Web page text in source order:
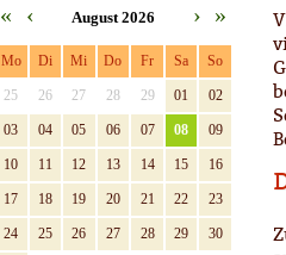
« ‹ August 2026 »
›
Mo Di Mi Do Fr Sa So
25 26 27 28 29 01 02
03 04 05 06 07 08 09
10 11 12 13 14 15 16
17 18 19 20 21 22 23
24 25 26 27 28 29 30